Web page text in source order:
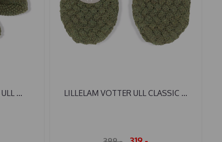
... LILLELAM VOTTER ULL CLASSIC ...